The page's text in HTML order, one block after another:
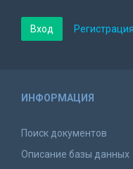
Вход Регистрация
ИНФОРМАЦИЯ
Поиск документов
Описание базы данных